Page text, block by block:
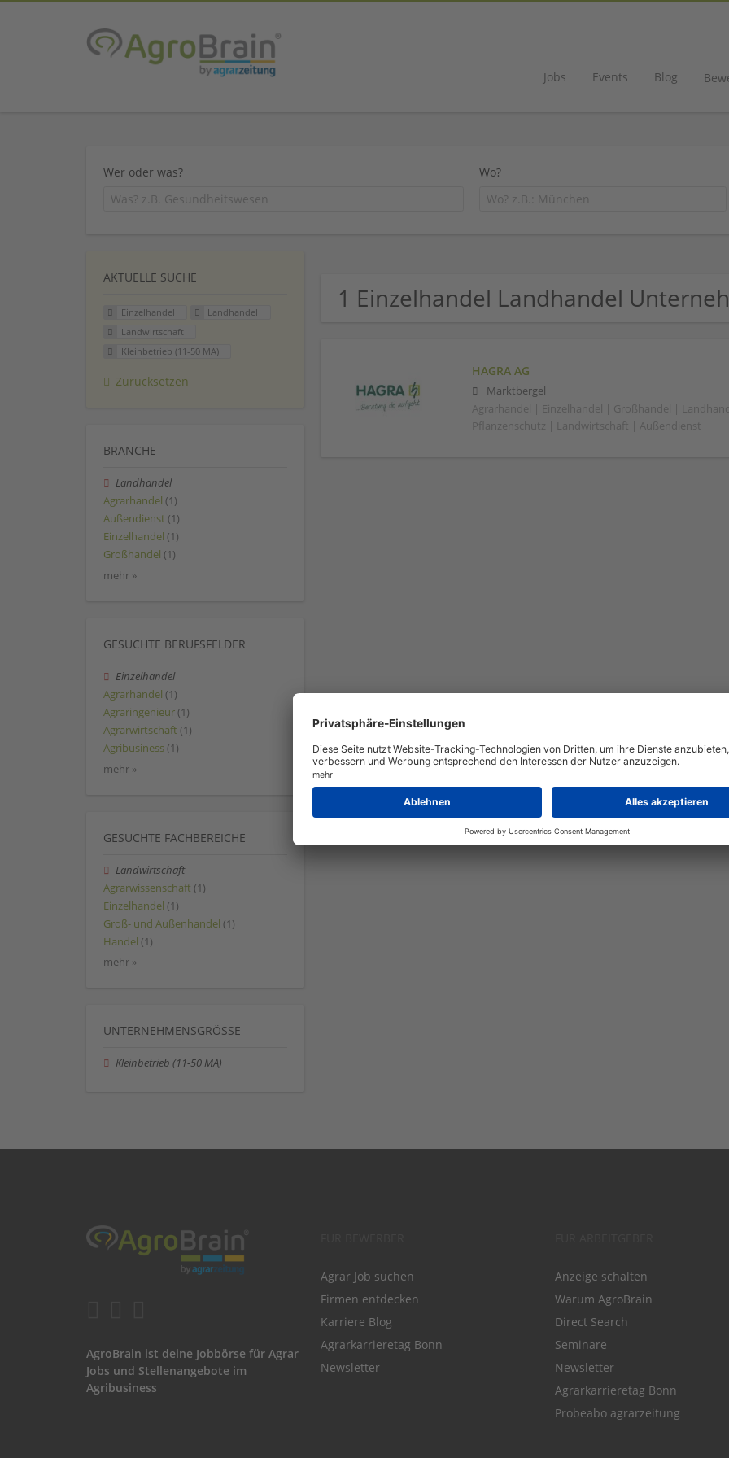
Jobs Events Blog
Wer oder was? Wo?
1 Einzelhandel Landhandel
HAGRA AG
Marktbergel
Agrarhandel | Einzelhandel | Großhandel |
Pflanzenschutz | Landwirtschaft | Außendienst
AKTUELLE SUCHE
Einzelhandel
Landhandel
Landwirtschaft
Kleinbetrieb (11-50 MA)
Zurücksetzen
BRANCHE
Landhandel
Agrarhandel (1)
Außendienst (1)
Einzelhandel (1)
Großhandel (1)
mehr »
GESUCHTE BERUFSFELDER
Einzelhandel
Agrarhandel (1)
Agraringenieur (1)
Agrarwirtschaft (1)
Agribusiness (1)
mehr »
GESUCHTE FACHBEREICHE
Landwirtschaft
Agrarwissenschaft (1)
Einzelhandel (1)
Groß- und Außenhandel (1)
Handel (1)
mehr »
UNTERNEHMENSGRÖSSE
Kleinbetrieb (11-50 MA)
AgroBrain ist deine Jobbörse für Agrar
Jobs und Stellenangebote im
Agribusiness
Agrar Job suchen
Firmen entdecken
Karriere Blog
Agrarkarrieretag Bonn
Newsletter
Anzeige schalten
Warum AgroBrain
Direct Search
Seminare
Newsletter
Agrarkarrieretag Bonn
Probeabo agrarzeitung